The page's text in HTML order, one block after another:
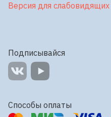
Версия для слабовидящих
Подписывайся
Способы оплаты